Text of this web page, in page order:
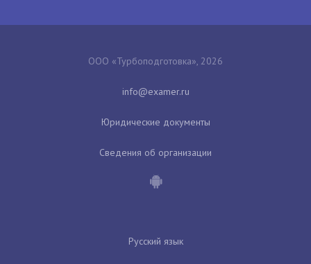
ООО «Турбоподготовка», 2026
Юридические документы
Сведения об организации
Русский язык